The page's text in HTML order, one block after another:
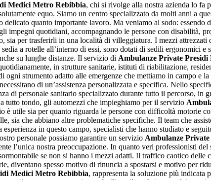
Medici Metro Rebibbia, chi si rivolge alla nostra azienda lo fa
equo. Siamo un centro specializzato da molti anni a
delicato quanto importante lavoro. Ma veniamo al sodo: essendo
impegni quotidiani, accompagnando le persone con disabilità,
sia per trasferirli in una località di villeggiatura. I mezzi
a rotelle all’interno di essi, sono dotati di sedili
su lunghe distanze. Il servizio di Ambulanze Private
in strutture sanitarie, istituti di riabilitazione,
ogni strumento adatto alle emergenze che mettiamo in campo e
di un’assistenza personalizzata e specifica. Nello
di personale sanitario specializzato durante tutto il percorso,
tutto tondo, gli automezzi che impieghiamo per il servizio
è utile sia per quanto riguarda le persone con difficoltà motorie
sia che abbiano altre problematiche specifiche. Il team che
in questo campo, specialisti che hanno studiato e
personale possiamo garantire un servizio Ambulanze
l’unica nostra preoccupazione. In quanto veri professionisti
se non si hanno i mezzi adatti. Il traffico caotico
diventano spesso motivo di rinuncia a spostarsi e motivo per
Medici Metro Rebibbia, rappresenta la soluzione più indicata